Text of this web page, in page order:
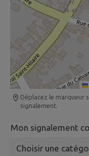
Déplacez le marqueur
signalement.
Mon signalement